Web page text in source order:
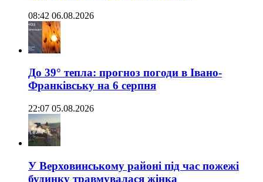
08:42 06.08.2026
До 39° тепла: прогноз погоди в Івано-
Франківську на 6 серпня
22:07 05.08.2026
У Верховинському районі під час пожежі
будинку травмувалася жінка